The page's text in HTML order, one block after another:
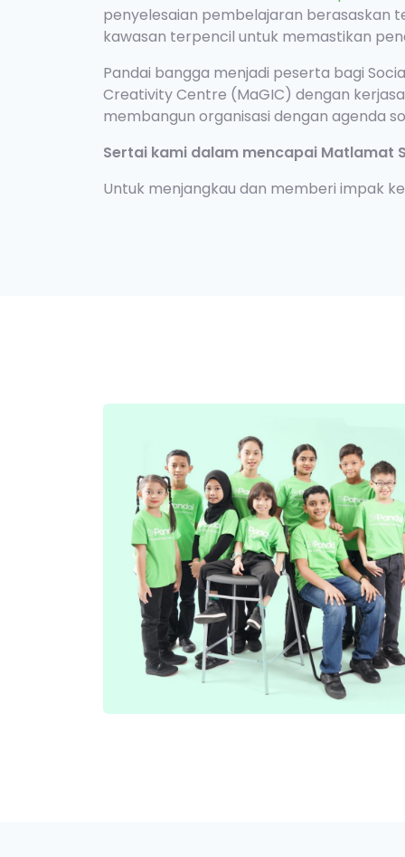
penyelesaian pembelajaran berasaskan
kawasan terpencil untuk memastikan
Pandai bangga menjadi peserta bagi
Creativity Centre (MaGIC) dengan
membangun organisasi dengan agenda
Sertai kami dalam mencapai Matlamat
Untuk menjangkau dan memberi impak